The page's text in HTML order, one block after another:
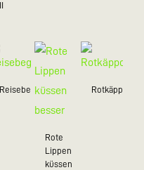
Reisebegleiter
Rote
Lippen
küssen
Rotkäppchen